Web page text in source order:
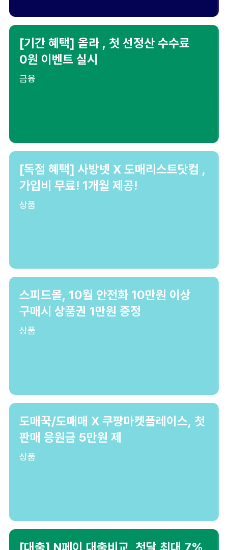
[기간 혜택] 올라 , 첫 선정산 수수료
0원 이벤트 실시
금융
[독점 혜택] 사방넷 X 도매리스트닷컴 ,
가입비 무료! 1개월 제공!
상품
스피드몰, 10월 안전화 10만원 이상
구매시 상품권 1만원 증정
상품
도매꾹/도매매 X 쿠팡마켓플레이스, 첫
판매 응원금 5만원 제
상품